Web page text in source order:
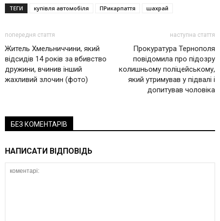
ТЕГИ купівля автомобіля ПРикарпаття шахрай
попередня стаття
Житель Хмельниччини, який
відсидів 14 років за вбивство
дружини, вчинив інший
жахливий злочин (фото)
наступна стаття
Прокуратура Тернополя
повідомила про підозру
колишньому поліцейському,
який утримував у підвалі і
допитував чоловіка
БЕЗ КОМЕНТАРІВ
НАПИСАТИ ВІДПОВІДЬ